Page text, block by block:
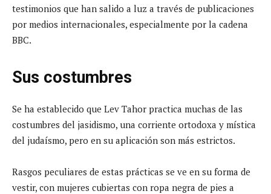
testimonios que han salido a luz a través de publicaciones
por medios internacionales, especialmente por la cadena
BBC.
Sus costumbres
Se ha establecido que Lev Tahor practica muchas de las
costumbres del jasidismo, una corriente ortodoxa y mística
del judaísmo, pero en su aplicación son más estrictos.
Rasgos peculiares de estas prácticas se ve en su forma de
vestir, con mujeres cubiertas con ropa negra de pies a